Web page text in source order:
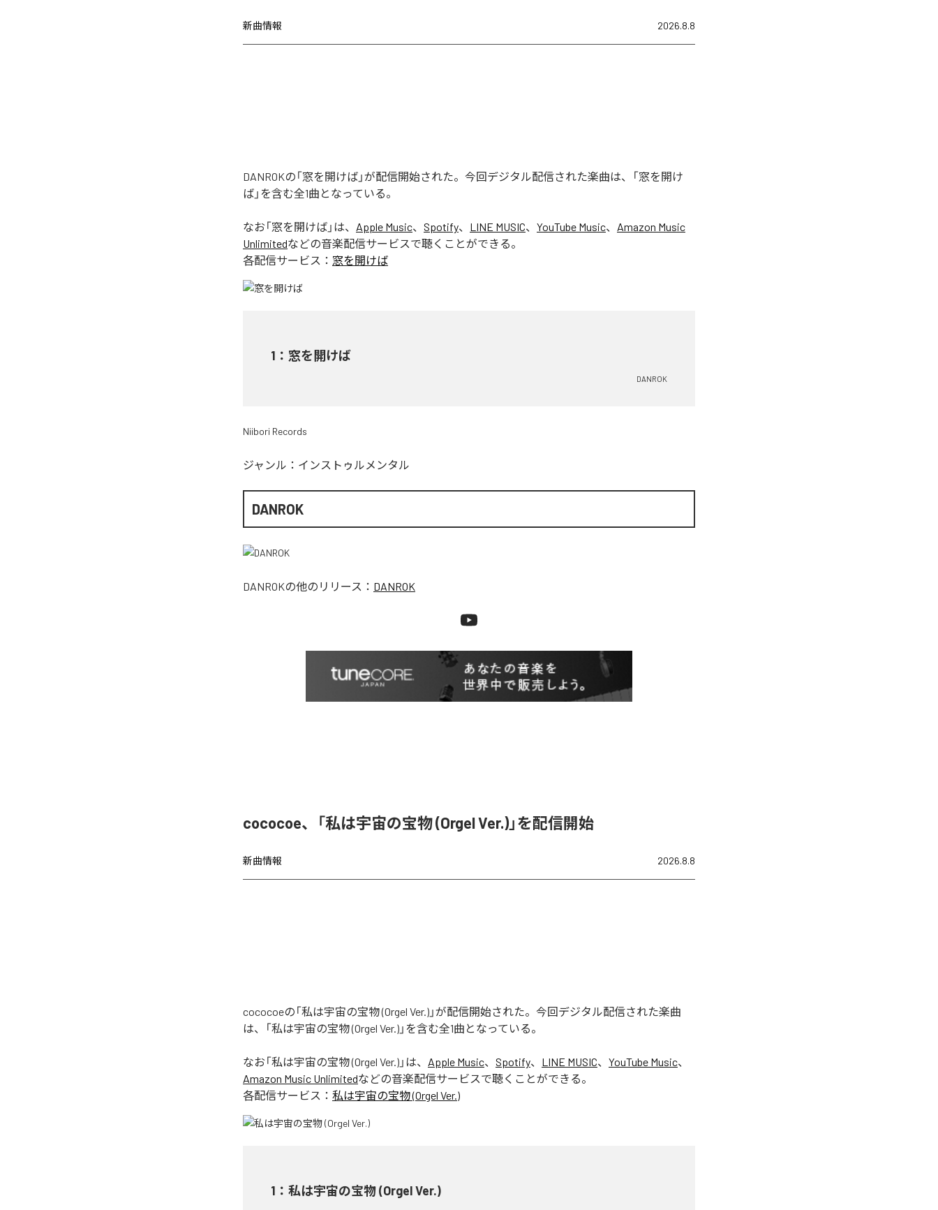
新曲情報 2026.8.8
DANROKの「窓を開けば」が配信開始された。今回デジタル配信された楽曲は、「窓を開け
ば」を含む全1曲となっている。
なお「窓を開けば 」は、 Apple Music、 Spotify、 LINE MUSIC、 YouTube Music、 Amazon Music
Unlimitedなどの音楽配信サービスで聴くことができる。
各配信サービス： 窓を開けば
1 ： 窓を開けば
DANROK
Niibori Records
ジャンル： インストゥルメンタル
DANROK
DANROKの他のリリース： DANROK
cococoe、「私は宇宙の宝物 (Orgel Ver.)」を配信開始
新曲情報 2026.8.8
cococoeの「私は宇宙の宝物 (Orgel Ver.)」が配信開始された。今回デジタル配信された楽曲
は、「私は宇宙の宝物 (Orgel Ver.)」を含む全1曲となっている。
なお「私は宇宙の宝物 (Orgel Ver.) 」は、 Apple Music、 Spotify、 LINE MUSIC、 YouTube Music、
Amazon Music Unlimitedなどの音楽配信サービスで聴くことができる。
各配信サービス： 私は宇宙の宝物 (Orgel Ver.)
1 ： 私は宇宙の宝物 (Orgel Ver.)